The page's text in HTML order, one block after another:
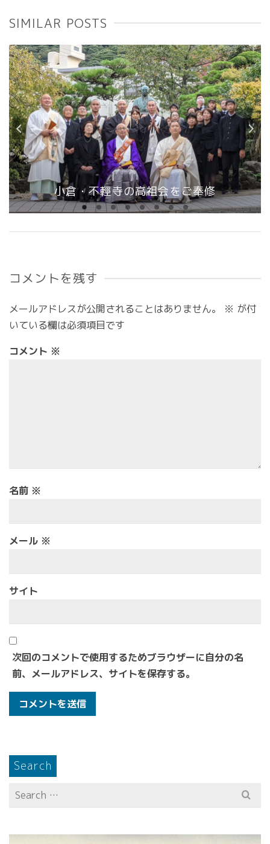
SIMILAR POSTS
小倉・不輕寺の高祖会をご奉修
コメントを残す
メールアドレスが公開されることはありません。 ※ が付
いている欄は必須項目です
コメント ※
名前 ※
メール ※
サイト
次回のコメントで使用するためブラウザーに自分の名
前、メールアドレス、サイトを保存する。
Search
Search
for: